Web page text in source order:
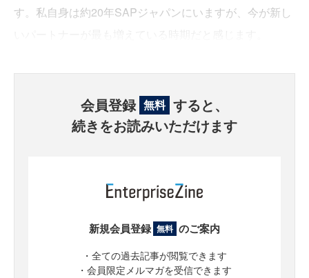
す。私自身は約20年SAPジャパンにいますが、今が新し
会員登録 無料 すると、
続きをお読みいただけます
新規会員登録 無料 のご案内
・全ての過去記事が閲覧できます
・会員限定メルマガを受信できます